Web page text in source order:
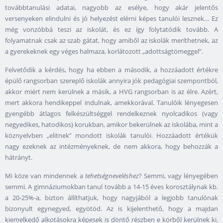
továbbtanulási adatai, nagyobb az esélye, hogy akár jelentős
versenyeken elindulni és jó helyezést elérni képes tanulói lesznek… Ez
még vonzóbbá teszi az iskolát, és ez így folytatódik tovább. A
folyamatnak csak az szab gátat, hogy amiből az iskolák meríthetnek, az
a gyerekeknek egy véges halmaza, korlátozott „adottságtömeggel”.
Felvetődik a kérdés, hogy ha ebben a második, a hozzáadott értékre
épülő rangsorban szereplő iskolák annyira jók pedagógiai szempontból,
akkor miért nem kerülnek a másik, a HVG rangsorban is az élre. Azért,
mert akkora hendikeppel indulnak, amekkorával. Tanulóik lényegesen
gyengébb átlagos felkészültséggel rendelkeznek nyolcadikos (vagy
negyedikes, hatodikos) korukban, amikor bekerülnek az iskolába, mint a
köznyelvben „elitnek” mondott iskolák tanulói. Hozzáadott értékük
nagy ezeknek az intézményeknek, de nem akkora, hogy behozzák a
hátrányt.
Mi köze van mindennek a tehetségneveléshez? Semmi, vagy lényegében
semmi. A gimnáziumokban tanul tovább a 14-15 éves korosztálynak kb.
a 20-25%-a, bizton állíthatjuk, hogy nagyjából a legjobb tanulónak
bizonyult egynegyed, egyötöd. Az is kijelenthető, hogy a majdan
kiemelkedő alkotásokra képesek is döntő részben e körből kerülnek ki.